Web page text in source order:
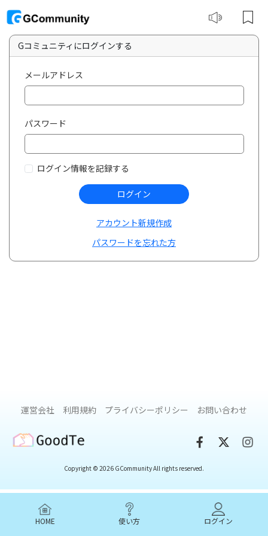
Gコミュニティにログインする
メールアドレス
パスワード
ログイン情報を記録する
ログイン
アカウント新規作成
パスワードを忘れた方
HOME 使い方 ログイン
運営会社 利用規約 プライバシーポリシー お問い合わせ
GoodTe
Copyright © 2026 GCommunity All rights reserved.